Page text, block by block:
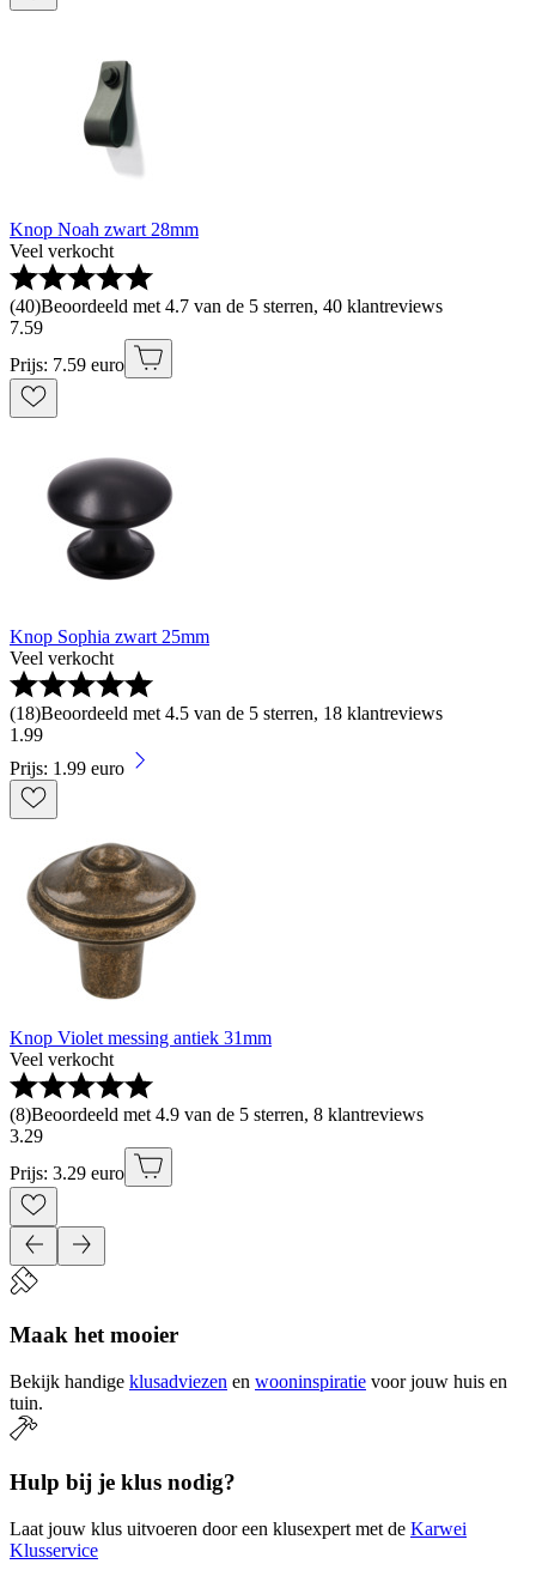
Knop Noah zwart 28mm
Veel verkocht
(40)Beoordeeld met 4.7 van de 5 sterren, 40 klantreviews
7.59
Prijs: 7.59 euro
Knop Sophia zwart 25mm
Veel verkocht
(18)Beoordeeld met 4.5 van de 5 sterren, 18 klantreviews
1 .99
Prijs: 1.99 euro
Knop Violet messing antiek 31mm
Veel verkocht
(8)Beoordeeld met 4.9 van de 5 sterren, 8 klantreviews
3.29
Prijs: 3.29 euro
Maak het mooier
Bekijk handige klusadviezen en wooninspiratie voor jouw huis en
tuin.
Hulp bij je klus nodig?
Laat jouw klus uitvoeren door een klusexpert met de Karwei
Klusservice